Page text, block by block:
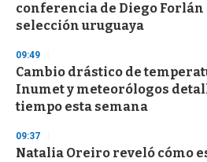
conferencia de Diego Forlán
selección uruguaya
09:49
Cambio drástico de
Inumet y meteorólogos
tiempo esta semana
09:37
Natalia Oreiro reveló cómo